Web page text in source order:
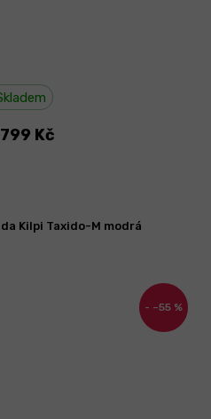
Kč
–55 %
Kilpi Taxido-M modrá